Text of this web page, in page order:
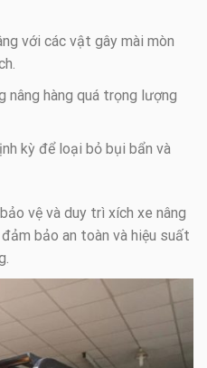
với các vật gây mài mòn
nâng hàng quá trọng lượng
kỳ để loại bỏ bụi bẩn và
vệ và duy trì xích xe nâng
bảo an toàn và hiệu suất